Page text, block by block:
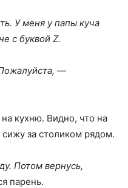
У меня у папы куча
с буквой Z.
—
кухню. Видно, что на
сижу за столиком рядом.
Потом вернусь,
парень.